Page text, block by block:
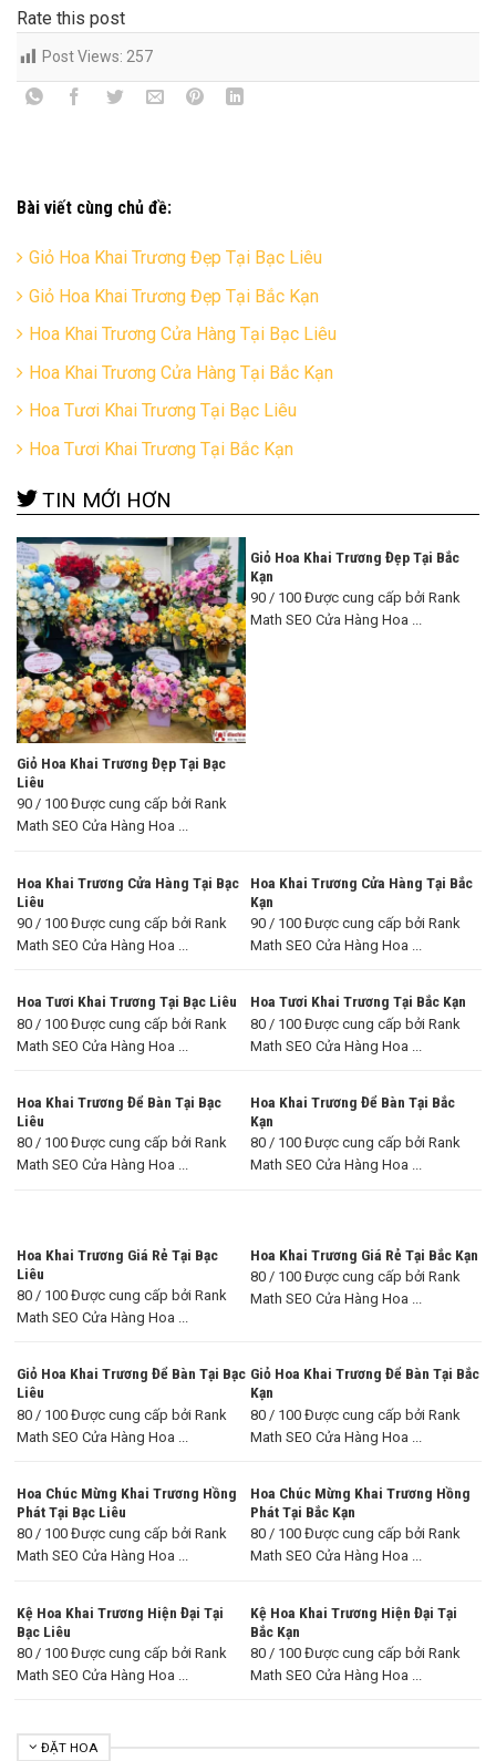
Rate this post
Post Views: 257
Bài viết cùng chủ đề:
Giỏ Hoa Khai Trương Đẹp Tại Bạc Liêu
Giỏ Hoa Khai Trương Đẹp Tại Bắc Kạn
Hoa Khai Trương Cửa Hàng Tại Bạc Liêu
Hoa Khai Trương Cửa Hàng Tại Bắc Kạn
Hoa Tươi Khai Trương Tại Bạc Liêu
Hoa Tươi Khai Trương Tại Bắc Kạn
TIN MỚI HƠN
Giỏ Hoa Khai Trương Đẹp Tại Bạc
Liêu
90 / 100 Được cung cấp bởi Rank
Math SEO Cửa Hàng Hoa ...
Giỏ Hoa Khai Trương Đẹp Tại Bắc
Kạn
90 / 100 Được cung cấp bởi Rank
Math SEO Cửa Hàng Hoa ...
Hoa Khai Trương Cửa Hàng Tại Bạc
Liêu
90 / 100 Được cung cấp bởi Rank
Math SEO Cửa Hàng Hoa ...
Hoa Khai Trương Cửa Hàng Tại Bắc
Kạn
90 / 100 Được cung cấp bởi Rank
Math SEO Cửa Hàng Hoa ...
Hoa Tươi Khai Trương Tại Bạc Liêu
80 / 100 Được cung cấp bởi Rank
Math SEO Cửa Hàng Hoa ...
Hoa Tươi Khai Trương Tại Bắc Kạn
80 / 100 Được cung cấp bởi Rank
Math SEO Cửa Hàng Hoa ...
Hoa Khai Trương Để Bàn Tại Bạc
Liêu
80 / 100 Được cung cấp bởi Rank
Math SEO Cửa Hàng Hoa ...
Hoa Khai Trương Để Bàn Tại Bắc
Kạn
80 / 100 Được cung cấp bởi Rank
Math SEO Cửa Hàng Hoa ...
Hoa Khai Trương Giá Rẻ Tại Bạc
Liêu
80 / 100 Được cung cấp bởi Rank
Math SEO Cửa Hàng Hoa ...
Hoa Khai Trương Giá Rẻ Tại Bắc Kạn
80 / 100 Được cung cấp bởi Rank
Math SEO Cửa Hàng Hoa ...
Giỏ Hoa Khai Trương Để Bàn Tại Bạc
Liêu
80 / 100 Được cung cấp bởi Rank
Math SEO Cửa Hàng Hoa ...
Giỏ Hoa Khai Trương Để Bàn Tại Bắc
Kạn
80 / 100 Được cung cấp bởi Rank
Math SEO Cửa Hàng Hoa ...
Hoa Chúc Mừng Khai Trương Hồng
Phát Tại Bạc Liêu
80 / 100 Được cung cấp bởi Rank
Math SEO Cửa Hàng Hoa ...
Hoa Chúc Mừng Khai Trương Hồng
Phát Tại Bắc Kạn
80 / 100 Được cung cấp bởi Rank
Math SEO Cửa Hàng Hoa ...
Kệ Hoa Khai Trương Hiện Đại Tại
Bạc Liêu
80 / 100 Được cung cấp bởi Rank
Math SEO Cửa Hàng Hoa ...
Kệ Hoa Khai Trương Hiện Đại Tại
Bắc Kạn
80 / 100 Được cung cấp bởi Rank
Math SEO Cửa Hàng Hoa ...
ĐẶT HOA